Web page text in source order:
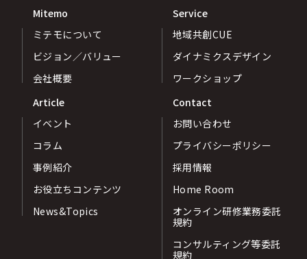
Mitemo
ミテモについて
ビジョン／バリュー
会社概要
Service
地域共創CUE
ダイナミクスデザイン
ワークショップ
Article
イベント
コラム
事例紹介
お役立ちコンテンツ
News&Topics
Contact
お問い合わせ
プライバシーポリシー
採用情報
Home Room
オンライン研修業務委託
規約
コンサルティング等委託
規約